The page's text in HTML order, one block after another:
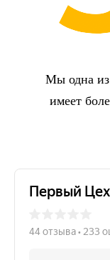
Мы одна из
имеет